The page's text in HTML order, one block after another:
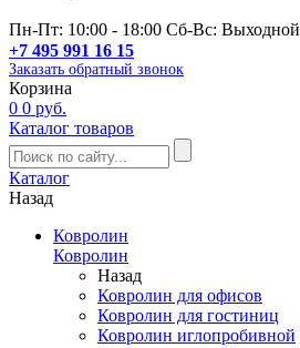
Пн-Пт: 10:00 - 18:00 Сб-Вс: Выходной
+7 495 991 16 15
Заказать обратный звонок
Корзина
0 0 руб.
Каталог товаров
Каталог
Назад
Ковролин
Ковролин
Назад
Ковролин для офисов
Ковролин для гостиниц
Ковролин иглопробивной